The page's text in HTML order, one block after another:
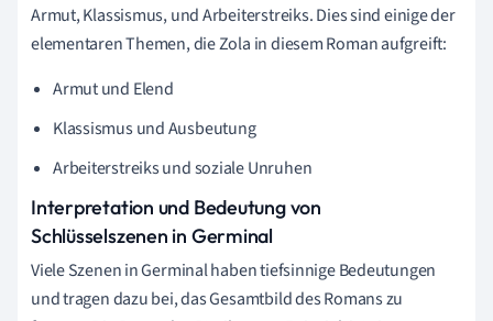
Armut, Klassismus, und Arbeiterstreiks. Dies sind einige der
elementaren Themen, die Zola in diesem Roman aufgreift:
Armut und Elend
Klassismus und Ausbeutung
Arbeiterstreiks und soziale Unruhen
Interpretation und Bedeutung von
Schlüsselszenen in Germinal
Viele Szenen in Germinal haben tiefsinnige Bedeutungen
und tragen dazu bei, das Gesamtbild des Romans zu